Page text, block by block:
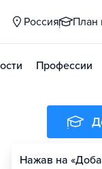
Россия План
Профессии
Нажав на